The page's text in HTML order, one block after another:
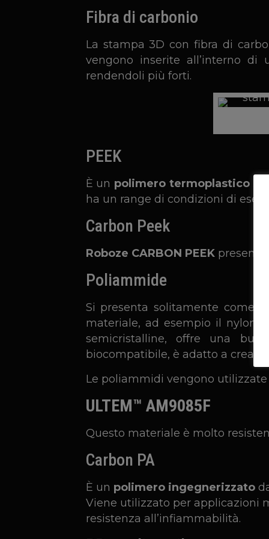
Fibra di carbonio
La stampa 3D con fibra di
vengono inserite all’interno di
rendendoli più forti.
PEEK
È un polimero termoplastico
ha un range di condizioni di
Carbon Peek
Roboze CARBON PEEKpresenta
Poliammide
Si presenta solitamente come
materiale, ad esempio il nylon
semicristalline, offre una
biocompatibile, è adatto a creare
Le poliammidi vengono
ULTEM™ AM9085F
Questo materiale è molto
Carbon PA
È un polimero ingegnerizzato
Viene utilizzato per applicazioni
resistenza all’infiammabilità.